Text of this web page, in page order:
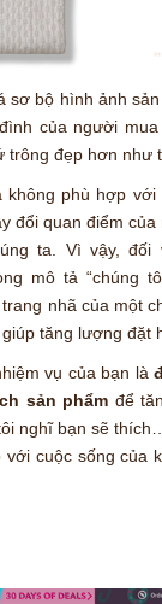
sơ bộ hình ảnh
của người
trông đẹp hơn như
không phù hợp với
đổi quan điểm của
ta. Vì vậy, đối
mô tả “chúng
nhã của một
tăng lượng đặt
vụ của bạn là
sản phẩm để
nghĩ bạn sẽ
cuộc sống của